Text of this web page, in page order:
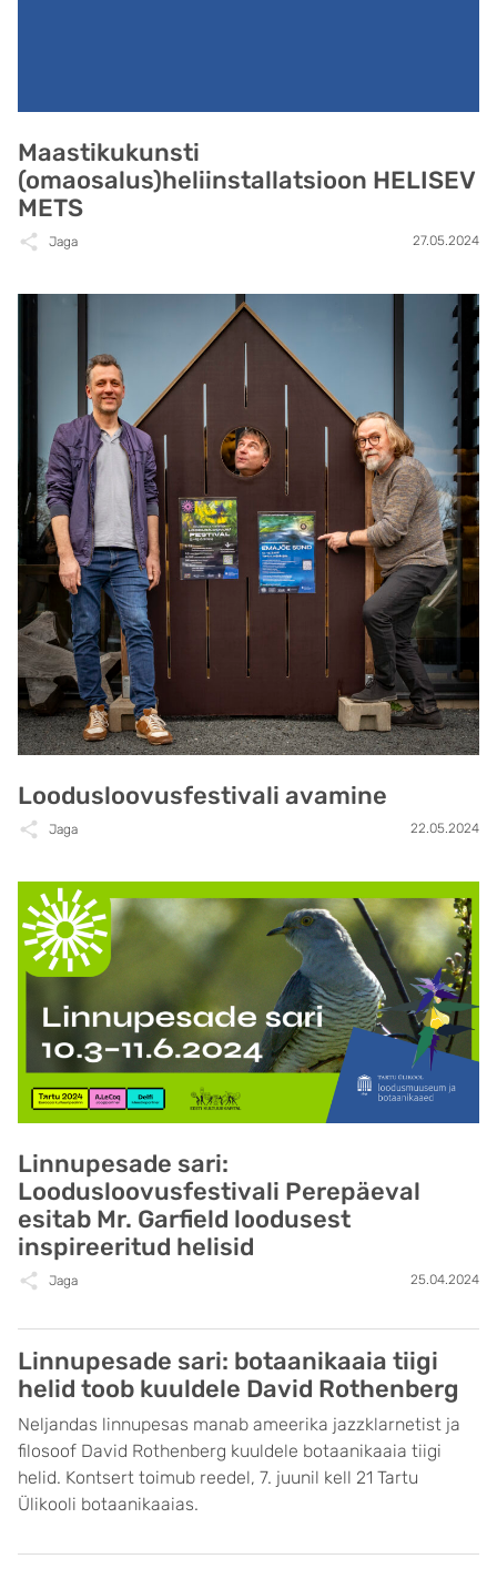
Maastikukunsti
(omaosalus)heliinstallatsioon HELISEV
METS
Jaga 27.05.2024
Loodusloovusfestivali avamine
Jaga 22.05.2024
Linnupesade sari:
Loodusloovusfestivali Perepäeval
esitab Mr. Garfield loodusest
inspireeritud helisid
Jaga 25.04.2024
Linnupesade sari: botaanikaaia tiigi
helid toob kuuldele David Rothenberg
Neljandas linnupesas manab ameerika jazzklarnetist ja
filosoof David Rothenberg kuuldele botaanikaaia tiigi
helid. Kontsert toimub reedel, 7. juunil kell 21 Tartu
Ülikooli botaanikaaias.